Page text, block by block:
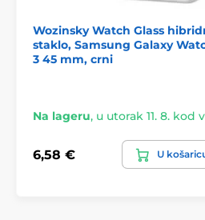
Wozinsky Watch Glass
staklo, Samsung Galaxy
3 45 mm, crni
Na lageru, u utorak 11. 8. kod
6,58 € U